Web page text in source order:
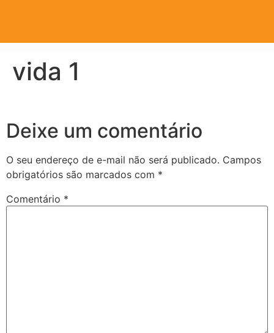
vida 1
Deixe um comentário
O seu endereço de e-mail não será publicado. Campos
obrigatórios são marcados com *
Comentário *